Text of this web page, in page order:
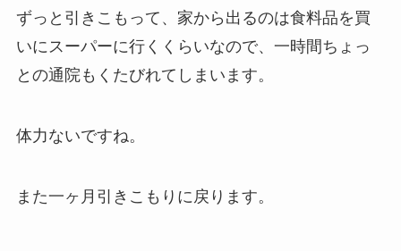
ずっと引きこもって、家から出るのは食料品を買
いにスーパーに行くくらいなので、一時間ちょっ
との通院もくたびれてしまいます。
体力ないですね。
また一ヶ月引きこもりに戻ります。